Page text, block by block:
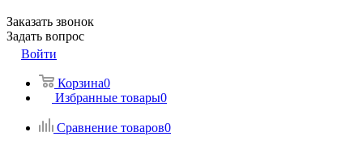
Заказать звонок
Задать вопрос
Войти
Корзина0
Избранные товары0
Сравнение товаров0